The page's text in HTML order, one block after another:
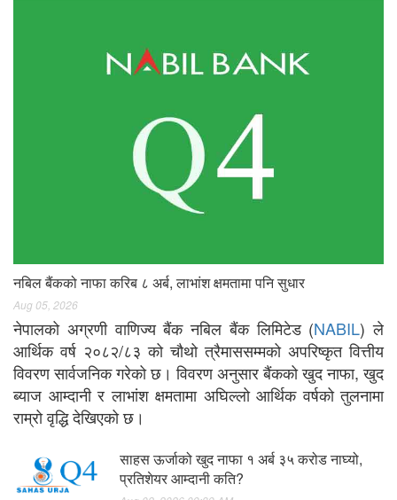
नबिल बैंकको नाफा करिब ८ अर्ब, लाभांश क्षमतामा पनि सुधार
Aug 05, 2026
नेपालको अग्रणी वाणिज्य बैंक नबिल बैंक लिमिटेड (NABIL) ले
आर्थिक वर्ष २०८२/८३ को चौथो त्रैमाससम्मको अपरिष्कृत वित्तीय
विवरण सार्वजनिक गरेको छ। विवरण अनुसार बैंकको खुद नाफा, खुद
ब्याज आम्दानी र लाभांश क्षमतामा अघिल्लो आर्थिक वर्षको तुलनामा
राम्रो वृद्धि देखिएको छ।
साहस ऊर्जाको खुद नाफा १ अर्ब ३५ करोड नाघ्यो,
प्रतिशेयर आम्दानी कति?